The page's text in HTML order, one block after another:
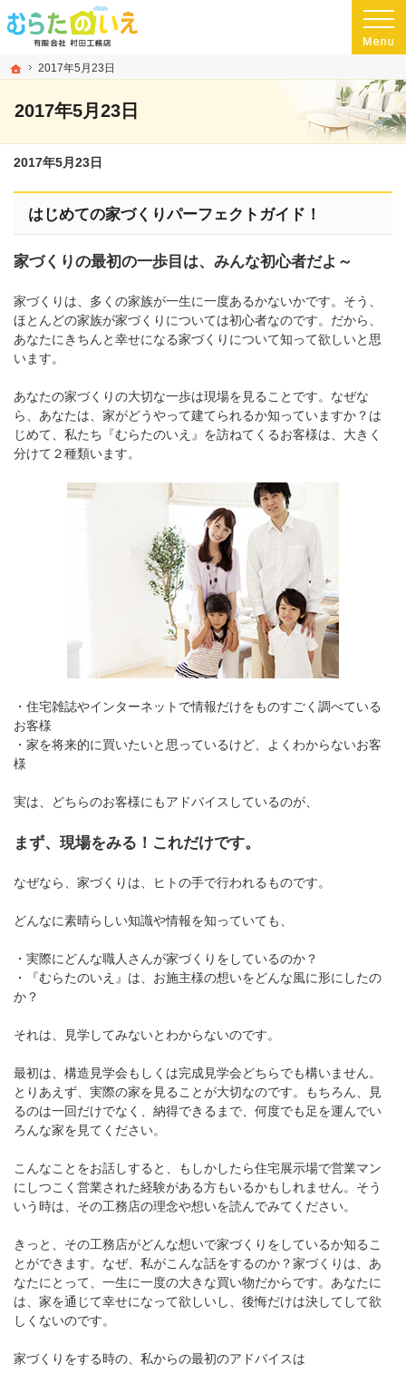
ホーム
2017年5月23日
2017年5月23日
プロの目線からご提案。熊本県玉名市の注文住宅・新築戸建てを手がける工務店
玉名市・玉名郡・荒尾市の高気密・高断熱・ローコスト住宅を手がける工務店な
2017年5月23日
はじめての家づくりパーフェクトガイド！
家づくりの最初の一歩目は、みんな初心者だよ～
家づくりは、多くの家族が一生に一度あるかないかです。そう、
ほとんどの家族が家づくりについては初心者なのです。だから、
あなたにきちんと幸せになる家づくりについて知って欲しいと思
います。
あなたの家づくりの大切な一歩は現場を見ることです。なぜな
ら、あなたは、家がどうやって建てられるか知っていますか？は
じめて、私たち『むらたのいえ』を訪ねてくるお客様は、大きく
分けて２種類います。
・住宅雑誌やインターネットで情報だけをものすごく調べている
お客様
・家を将来的に買いたいと思っているけど、よくわからないお客
様
実は、どちらのお客様にもアドバイスしているのが、
まず、現場をみる！これだけです。
なぜなら、家づくりは、ヒトの手で行われるものです。
どんなに素晴らしい知識や情報を知っていても、
・実際にどんな職人さんが家づくりをしているのか？
・『むらたのいえ』は、お施主様の想いをどんな風に形にしたの
か？
それは、見学してみないとわからないのです。
最初は、構造見学会もしくは完成見学会どちらでも構いません。
とりあえず、実際の家を見ることが大切なのです。もちろん、見
るのは一回だけでなく、納得できるまで、何度でも足を運んでい
ろんな家を見てください。
こんなことをお話しすると、もしかしたら住宅展示場で営業マン
にしつこく営業された経験がある方もいるかもしれません。そう
いう時は、その工務店の理念や想いを読んでみてください。
きっと、その工務店がどんな想いで家づくりをしているか知るこ
とができます。なぜ、私がこんな話をするのか？家づくりは、あ
なたにとって、一生に一度の大きな買い物だからです。あなたに
は、家を通じて幸せになって欲しいし、後悔だけは決してして欲
しくないのです。
家づくりをする時の、私からの最初のアドバイスは